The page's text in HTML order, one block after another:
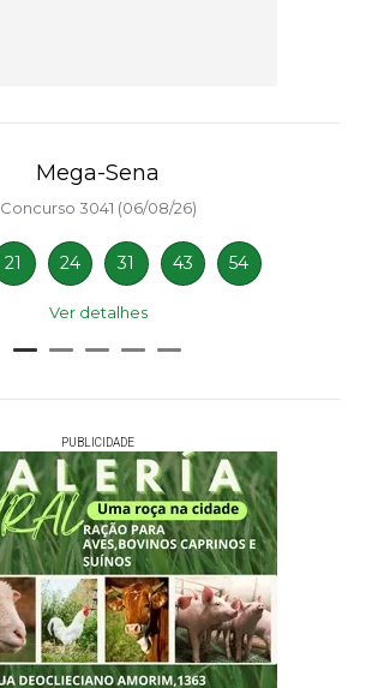
Mega-Sena
Concurso 3041 (06/08/26)
21 24 31 43 54
Ver detalhes
PUBLICIDADE